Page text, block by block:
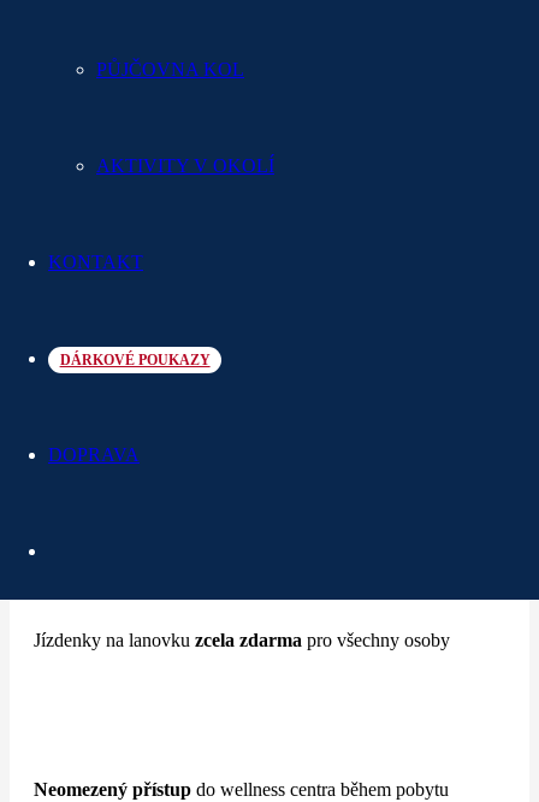
PŮJČOVNA KOL
AKTIVITY V OKOLÍ
KONTAKT
DÁRKOVÉ POUKAZY
DOPRAVA
zdarma
Minimální délka pobytu
Jízdenky na lanovku zcela zdarma pro všechny osoby
Neomezený přístup do wellness centra během pobytu